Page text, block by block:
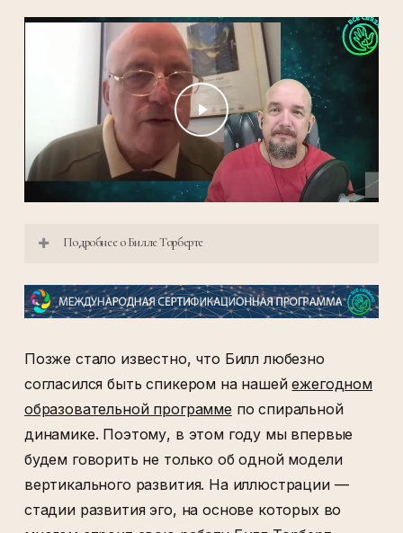
Play Video
Play Video
Подробнее о Билле Торберте
Профессор менеджмента;
Бизнес-консультант;
Сюзанны Кук-Гройтер о вертикальном
развитии применительно к
корпоративному миру;
Автор Теории развития взрослых и
лидерства;
Автор книг о вертикальном развитии
организаций.
Позже стало известно, что Билл любезно
согласился быть спикером на нашейежегодном
образовательной программе по спиральной
динамике. Поэтому, в этом году мы впервые
будем говорить не только об одной модели
вертикального развития. На иллюстрации —
стадии развития эго, на основе которых во